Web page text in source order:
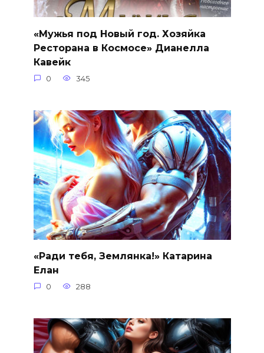
«Мужья под Новый год. Хозяйка
Ресторана в Космосе» Дианелла
Кавейк
0 345
«Ради тебя, Землянка!» Катарина
Елан
0 288